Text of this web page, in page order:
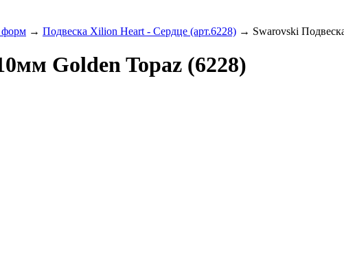
форм → Подвеска Xilion Heart - Сердце (арт.6228) → Swarovski
Golden Topaz (6228)